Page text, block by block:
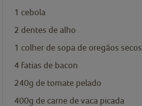
1 cebola
2 dentes de alho
1 colher de sopa de oregãos secos
4 fatias de bacon
240g de tomate pelado
400g de carne de vaca picada